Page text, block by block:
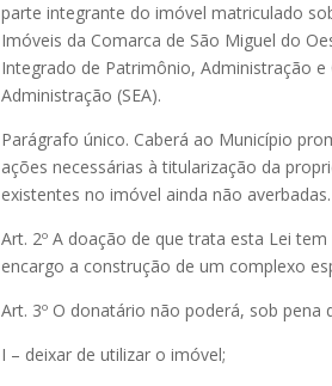
parte integrante do imóvel matriculado
Imóveis da Comarca de São Miguel do
Integrado de Patrimônio, Administração
Administração (SEA).
Parágrafo único. Caberá ao Município
ações necessárias à titularização da
existentes no imóvel ainda não averbadas.
Art. 2º A doação de que trata esta Lei
encargo a construção de um complexo
Art. 3º O donatário não poderá, sob pena
I – deixar de utilizar o imóvel;